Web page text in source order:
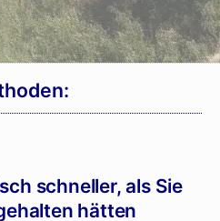
schneller, als Sie
hätten